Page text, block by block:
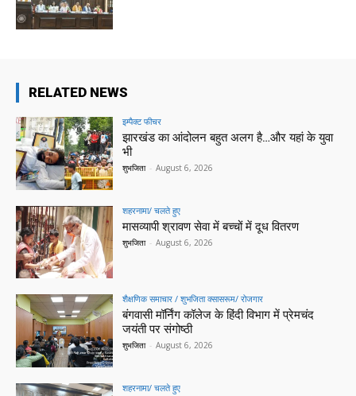
RELATED NEWS
इम्पैक्ट फीचर
झारखंड का आंदोलन बहुत अलग है…और यहां के युवा
भी
शुभजिता - August 6, 2026
शहरनामा/ चलते हुए
मासव्यापी श्रावण सेवा में बच्चों में दूध वितरण
शुभजिता - August 6, 2026
शैक्षणिक समाचार / शुभजिता क्सासरूम/ रोजगार
बंगवासी मॉर्निंग कॉलेज के हिंदी विभाग में प्रेमचंद
जयंती पर संगोष्ठी
शुभजिता - August 6, 2026
शहरनामा/ चलते हुए